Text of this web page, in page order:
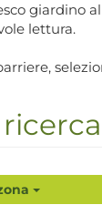
giardino
lettura.